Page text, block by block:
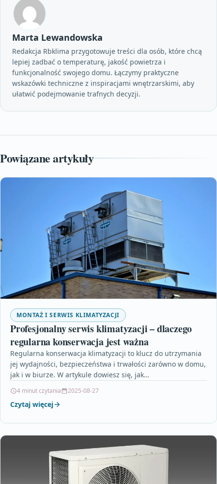
Marta Lewandowska
Redakcja Rbklima przygotowuje treści dla osób, które chcą
lepiej zadbać o temperaturę, jakość powietrza i
funkcjonalność swojego domu. Łączymy praktyczne
wskazówki techniczne z inspiracjami wnętrzarskimi, aby
ułatwić podejmowanie trafnych decyzji.
Powiązane artykuły
MONTAŻ I SERWIS KLIMATYZACJI
Profesjonalny serwis klimatyzacji – dlaczego
regularna konserwacja jest ważna
Regularna konserwacja klimatyzacji to klucz do utrzymania
jej wydajności, bezpieczeństwa i trwałości zarówno w domu,
jak i w biurze. W artykule dowiesz się, jak…
4 minut czytania 2025-08-27
Czytaj więcej